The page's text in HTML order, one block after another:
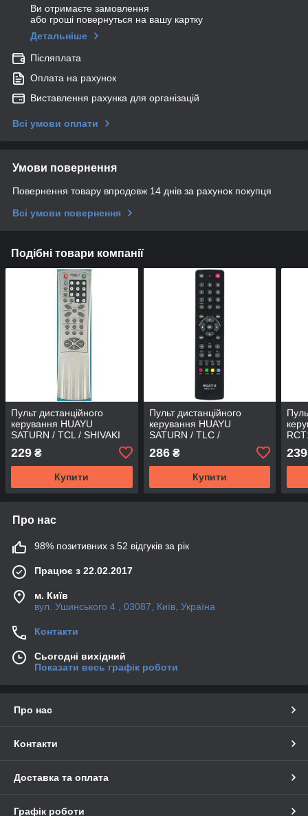
Ви отримаєте замовлення
або гроші повернуться на вашу картку
Детальніше
Післяплата
Оплата на рахунок
Виставлення рахунка для організацій
Всі умови оплати
Умови повернення
Повернення товару впродовж 14 днів за рахунок покупця
Всі умови повернення
Подібні товари компанії
Пульт дистанційного
керування HUAYU
SATURN / TCL / SHIVAKI
RMB1X)
[УНІВЕРСАЛЬНИЙ]
229 ₴
Купити
Пульт дистанційного
керування HUAYU
SATURN / TLC /
[УНІВЕРСАЛЬНИЙ]
286₴
Купити
239
Про нас
98% позитивних з 52 відгуків за рік
Працює з 22.02.2017
м. Київ
вул. Ушинського 4 , 03087, Київ, Україна
Контакти
Сьогодні вихідний
Показати весь графік роботи
Про нас
Контакти
Доставка та оплата
Графік роботи